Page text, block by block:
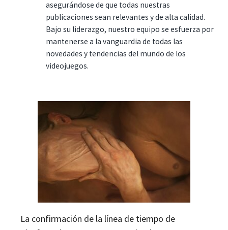
asegurándose de que todas nuestras
publicaciones sean relevantes y de alta calidad.
Bajo su liderazgo, nuestro equipo se esfuerza por
mantenerse a la vanguardia de todas las
novedades y tendencias del mundo de los
videojuegos.
La confirmación de la línea de tiempo de